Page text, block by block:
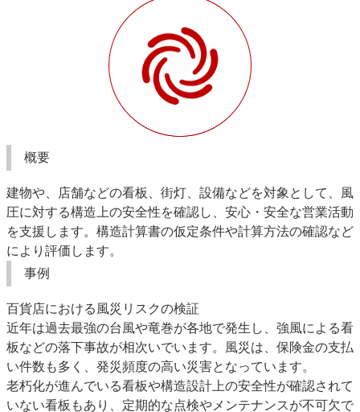
概要
建物や、店舗などの看板、街灯、設備などを対象として、風
圧に対する構造上の安全性を確認し、安心・安全な営業活動
を支援します。構造計算書の仮定条件や計算方法の確認など
により評価します。
事例
百貨店における風災リスクの検証
近年は過去最強の台風や竜巻が各地で発生し、強風による看
板などの落下事故が相次いでいます。風災は、保険金の支払
い件数も多く、発災頻度の高い災害となっています。
老朽化が進んでいる看板や構造設計上の安全性が確認されて
いない看板もあり、定期的な点検やメンテナンスが不可欠で